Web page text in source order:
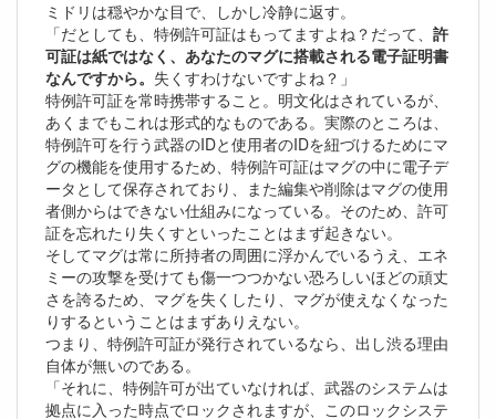
ミドリは穏やかな目で、しかし冷静に返す。
「だとしても、特例許可証はもってますよね？だって、 許
可証は紙ではなく、あなたのマグに搭載される電子証明書
なんですから。 失くすわけないですよね？」
特例許可証を常時携帯すること。明文化はされているが、
あくまでもこれは形式的なものである。実際のところは、
特例許可を行う武器のIDと使用者のIDを紐づけるためにマ
グの機能を使用するため、特例許可証はマグの中に電子デ
ータとして保存されており、また編集や削除はマグの使用
者側からはできない仕組みになっている。そのため、許可
証を忘れたり失くすといったことはまず起きない。
そしてマグは常に所持者の周囲に浮かんでいるうえ、エネ
ミーの攻撃を受けても傷一つつかない恐ろしいほどの頑丈
さを誇るため、マグを失くしたり、マグが使えなくなった
りするということはまずありえない。
つまり、特例許可証が発行されているなら、出し渋る理由
自体が無いのである。
「それに、特例許可が出ていなければ、武器のシステムは
拠点に入った時点でロックされますが、このロックシステ